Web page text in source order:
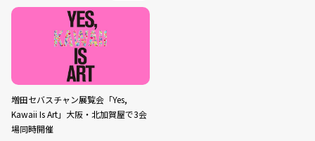
増田セバスチャン展覧会「Yes,
Kawaii Is Art」大阪・北加賀屋で3会
場同時開催